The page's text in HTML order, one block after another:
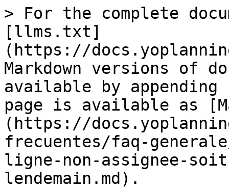
> For the complete
[llms.txt]
(https://
Markdown versions of
available by
page is available as
(https://
frecuentes/faq-
ligne-non-assignee-
lendemain.md).